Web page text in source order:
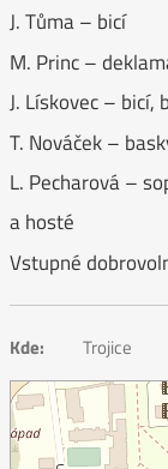
J. Tůma – bicí
M. Princ –
J. Lískovec – bicí,
T. Nováček –
L. Pecharová –
a hosté
Vstupné
Kde: Trojice